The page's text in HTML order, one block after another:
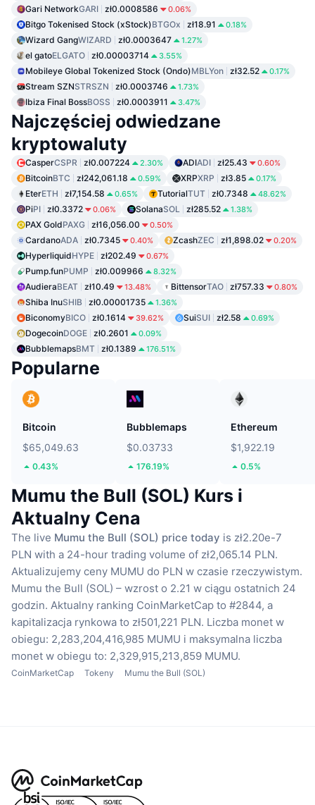
Gari NetworkGARI zł0.0008586 0.06%
Bitgo Tokenised Stock (xStock)BTGOx zł18.91 0.18%
Wizard GangWIZARD zł0.0003647 1.27%
el gatoELGATO zł0.00003714 3.55%
Mobileye Global Tokenized Stock (Ondo)MBLYon zł32.52 0.17%
Stream SZNSTRSZN zł0.0003746 1.73%
Ibiza Final BossBOSS zł0.0003911 3.47%
Najczęściej odwiedzane
kryptowaluty
CasperCSPR zł0.007224 2.30% ADIADI zł25.43 0.60%
BitcoinBTC zł242,061.18 0.59% XRPXRP zł3.85 0.17%
EterETH zł7,154.58 0.65% TutorialTUT zł0.7348 48.62%
PiPI zł0.3372 0.06% SolanaSOL zł285.52 1.38%
PAX GoldPAXG zł16,056.00 0.50%
CardanoADA zł0.7345 0.40% ZcashZEC zł1,898.02 0.20%
HyperliquidHYPE zł202.49 0.67%
Pump.funPUMP zł0.009966 8.32%
AudieraBEAT zł10.49 13.48% BittensorTAO zł757.33 0.80%
Shiba InuSHIB zł0.00001735 1.36%
BiconomyBICO zł0.1614 39.62% SuiSUI zł2.58 0.69%
DogecoinDOGE zł0.2601 0.09%
BubblemapsBMT zł0.1389 176.51%
Popularne
Bitcoin
$65,049.63
0.43%
Bubblemaps
$0.03733
176.19%
Ethereum
$1,922.19
0.5%
Mumu the Bull (SOL) Kurs i
Aktualny Cena
The live Mumu the Bull (SOL) price today is zł2.20e-7
PLN with a 24-hour trading volume of zł2,065.14 PLN.
Aktualizujemy ceny MUMU do PLN w czasie rzeczywistym.
Mumu the Bull (SOL) – wzrost o 2.21 w ciągu ostatnich 24
godzin. Aktualny ranking CoinMarketCap to #2844, a
kapitalizacja rynkowa to zł501,221 PLN. Liczba monet w
obiegu: 2,283,204,416,985 MUMU i maksymalna liczba
monet w obiegu to: 2,329,915,213,859 MUMU.
CoinMarketCap Tokeny Mumu the Bull (SOL)